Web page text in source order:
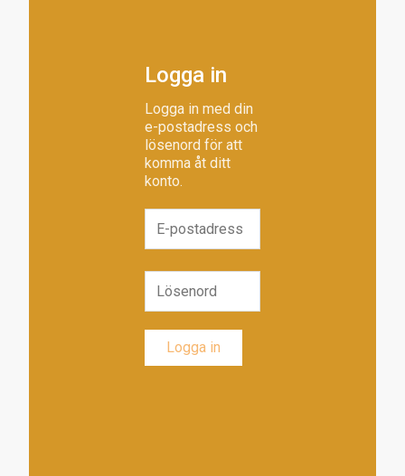
Logga in
Logga in med din
e-postadress och
lösenord för att
komma åt ditt
konto.